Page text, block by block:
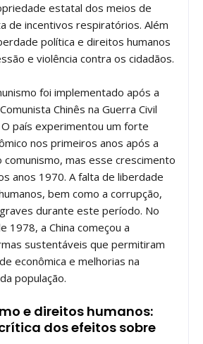
estatal dos meios de
de incentivos respiratórios. Além
política e direitos humanos
e violência contra os cidadãos.
foi implementado após a
Chinês na Guerra Civil
país experimentou um forte
nos primeiros anos após a
comunismo, mas esse crescimento
anos 1970. A falta de liberdade
bem como a corrupção,
durante este período. No
1978, a China começou a
sustentáveis ​​que permitiram
econômica e melhorias na
população.
e direitos humanos:
dos efeitos sobre